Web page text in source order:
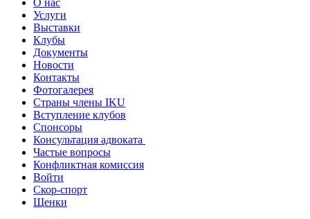
О нас
Услуги
Выставки
Клубы
Документы
Новости
Контакты
Фотогалерея
Страны члены IKU
Вступление клубов​
Спонсоры
Консультация адвоката ​
Частые вопросы
Конфликтная комиссия
Войти
Скор-спорт
Щенки